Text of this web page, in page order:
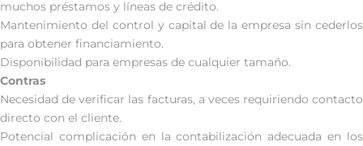
muchos préstamos y líneas de crédito.
Mantenimiento del control y capital de la empresa sin cederlos
para obtener financiamiento.
Disponibilidad para empresas de cualquier tamaño.
Contras
Necesidad de verificar las facturas, a veces requiriendo contacto
directo con el cliente.
Potencial complicación en la contabilización adecuada en los